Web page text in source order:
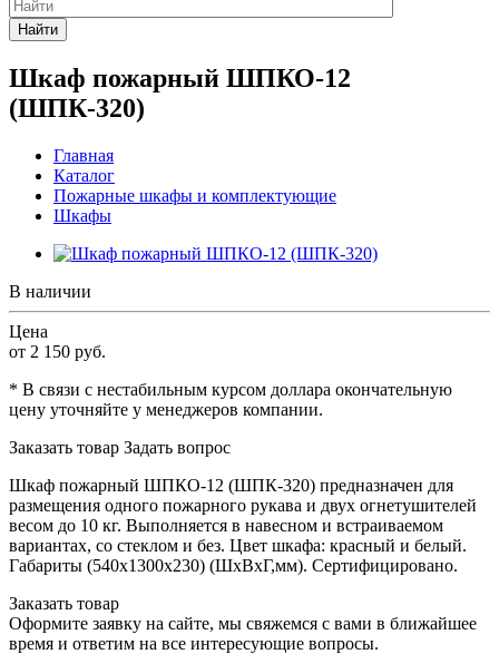
Найти
Шкаф пожарный ШПКО-12
(ШПК-320)
Главная
Каталог
Пожарные шкафы и комплектующие
Шкафы
В наличии
Цена
от 2 150 руб.
* В связи с нестабильным курсом доллара окончательную
цену уточняйте у менеджеров компании.
Заказать товар Задать вопрос
Шкаф пожарный ШПКО-12 (ШПК-320) предназначен для
размещения одного пожарного рукава и двух огнетушителей
весом до 10 кг. Выполняется в навесном и встраиваемом
вариантах, со стеклом и без. Цвет шкафа: красный и белый.
Габариты (540х1300х230) (ШхВхГ,мм). Сертифицировано.
Заказать товар
Оформите заявку на сайте, мы свяжемся с вами в ближайшее
время и ответим на все интересующие вопросы.